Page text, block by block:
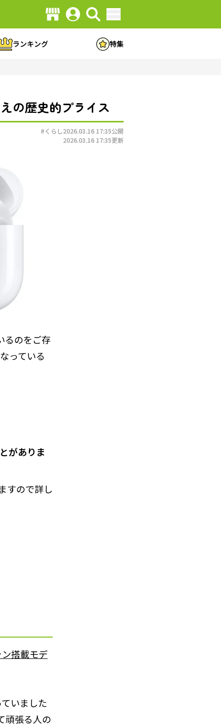
ランキング 特集
の歴史的プライス
#くらし2026.03.16 17:35公開
2026.03.16 17:35更新
るのをご存
っている
がありま
すので詳し
ン搭載モデ
いました
頑張る人の